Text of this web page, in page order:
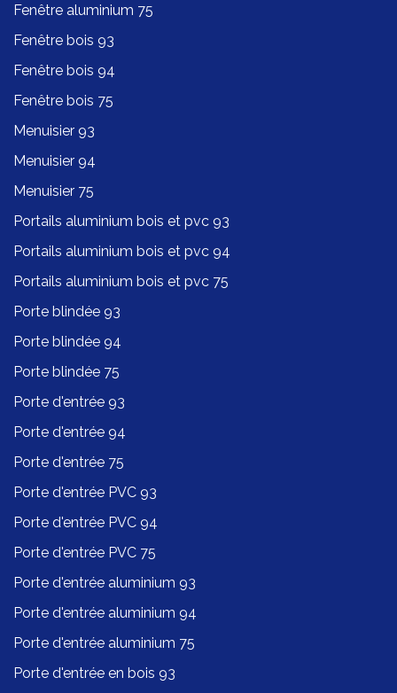
Fenêtre aluminium 75
Fenêtre bois 93
Fenêtre bois 94
Fenêtre bois 75
Menuisier 93
Menuisier 94
Menuisier 75
Portails aluminium bois et pvc 93
Portails aluminium bois et pvc 94
Portails aluminium bois et pvc 75
Porte blindée 93
Porte blindée 94
Porte blindée 75
Porte d'entrée 93
Porte d'entrée 94
Porte d'entrée 75
Porte d'entrée PVC 93
Porte d'entrée PVC 94
Porte d'entrée PVC 75
Porte d'entrée aluminium 93
Porte d'entrée aluminium 94
Porte d'entrée aluminium 75
Porte d'entrée en bois 93